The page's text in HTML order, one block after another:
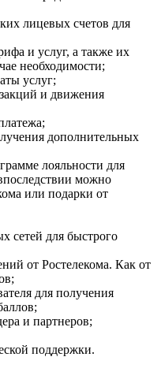
лицевых счетов для
и услуг, а также их
необходимости;
услуг;
и движения
дополнительных
лояльности для
можно
или подарки от
сетей для быстрого
от Ростелекома. Как от
для получения
и партнеров;
поддержки.